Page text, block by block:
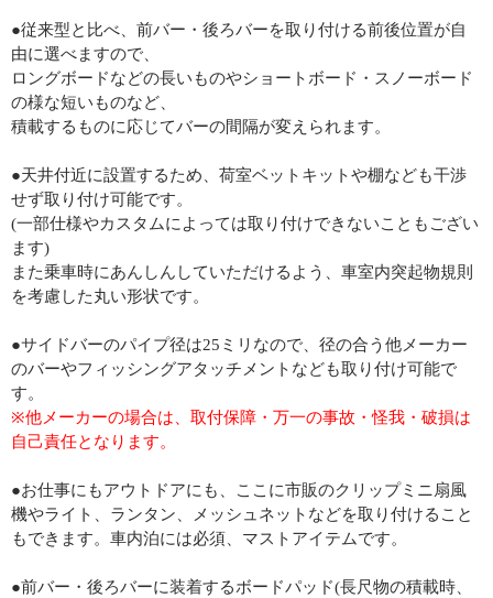
●従来型と比べ、前バー・後ろバーを取り付ける前後位置が自
由に選べますので、
ロングボードなどの長いものやショートボード・スノーボード
の様な短いものなど、
積載するものに応じてバーの間隔が変えられます。
●天井付近に設置するため、荷室ベットキットや棚なども干渉
せず取り付け可能です。
(一部仕様やカスタムによっては取り付けできないこともござい
ます)
また乗車時にあんしんしていただけるよう、車室内突起物規則
を考慮した丸い形状です。
●サイドバーのパイプ径は25ミリなので、径の合う他メーカー
のバーやフィッシングアタッチメントなども取り付け可能で
す。
※他メーカーの場合は、取付保障・万一の事故・怪我・破損は
自己責任となります。
●お仕事にもアウトドアにも、ここに市販のクリップミニ扇風
機やライト、ランタン、メッシュネットなどを取り付けること
もできます。車内泊には必須、マストアイテムです。
●前バー・後ろバーに装着するボードパッド(長尺物の積載時、